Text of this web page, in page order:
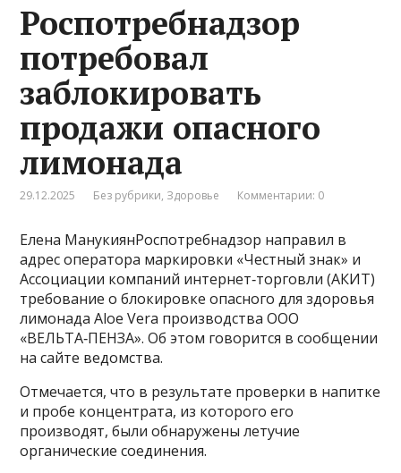
Роспотребнадзор
потребовал
заблокировать
продажи опасного
лимонада
29.12.2025 Без рубрики, Здоровье Комментарии: 0
Елена МанукиянРоспотребнадзор направил в
адрес оператора маркировки «Честный знак» и
Ассоциации компаний интернет‑торговли (АКИТ)
требование о блокировке опасного для здоровья
лимонада Aloe Vera производства ООО
«ВЕЛЬТА‑ПЕНЗА». Об этом говорится в сообщении
на сайте ведомства.
Отмечается, что в результате проверки в напитке
и пробе концентрата, из которого его
производят, были обнаружены летучие
органические соединения.